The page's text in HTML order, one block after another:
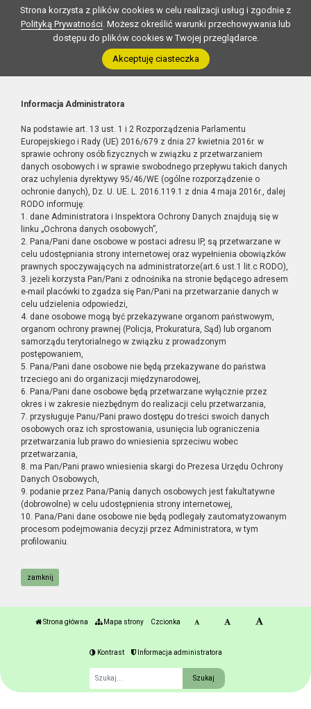
Strona korzysta z plików cookies w celu realizacji usług i zgodnie z
Polityką Prywatności. Możesz określić warunki przechowywania lub
dostępu do plików cookies w Twojej przeglądarce.
Akceptuję ciasteczka
Informacja Administratora
Na podstawie art. 13 ust. 1 i 2 Rozporządzenia Parlamentu
Europejskiego i Rady (UE) 2016/679 z dnia 27 kwietnia 2016r. w
sprawie ochrony osób fizycznych w związku z przetwarzaniem
danych osobowych i w sprawie swobodnego przepływu takich danych
oraz uchylenia dyrektywy 95/46/WE (ogólne rozporządzenie o
ochronie danych), Dz. U. UE. L. 2016.119.1 z dnia 4 maja 2016r., dalej
RODO informuję:
1. dane Administratora i Inspektora Ochrony Danych znajdują się w
linku „Ochrona danych osobowych”,
2. Pana/Pani dane osobowe w postaci adresu IP, są przetwarzane w
celu udostępniania strony internetowej oraz wypełnienia obowiązków
prawnych spoczywających na administratorze(art.6 ust.1 lit.c RODO),
3. jeżeli korzysta Pan/Pani z odnośnika na stronie będącego adresem
e-mail placówki to zgadza się Pan/Pani na przetwarzanie danych w
celu udzielenia odpowiedzi,
4. dane osobowe mogą być przekazywane organom państwowym,
organom ochrony prawnej (Policja, Prokuratura, Sąd) lub organom
samorządu terytorialnego w związku z prowadzonym
postępowaniem,
5. Pana/Pani dane osobowe nie będą przekazywane do państwa
trzeciego ani do organizacji międzynarodowej,
6. Pana/Pani dane osobowe będą przetwarzane wyłącznie przez
okres i w zakresie niezbędnym do realizacji celu przetwarzania,
7. przysługuje Panu/Pani prawo dostępu do treści swoich danych
osobowych oraz ich sprostowania, usunięcia lub ograniczenia
przetwarzania lub prawo do wniesienia sprzeciwu wobec
przetwarzania,
8. ma Pan/Pani prawo wniesienia skargi do Prezesa Urzędu Ochrony
Danych Osobowych,
9. podanie przez Pana/Panią danych osobowych jest fakultatywne
(dobrowolne) w celu udostępnienia strony internetowej,
10. Pana/Pani dane osobowe nie będą podlegały zautomatyzowanym
procesom podejmowania decyzji przez Administratora, w tym
profilowaniu.
zamknij
Strona główna Mapa strony Czcionka
Kontrast Informacja administratora